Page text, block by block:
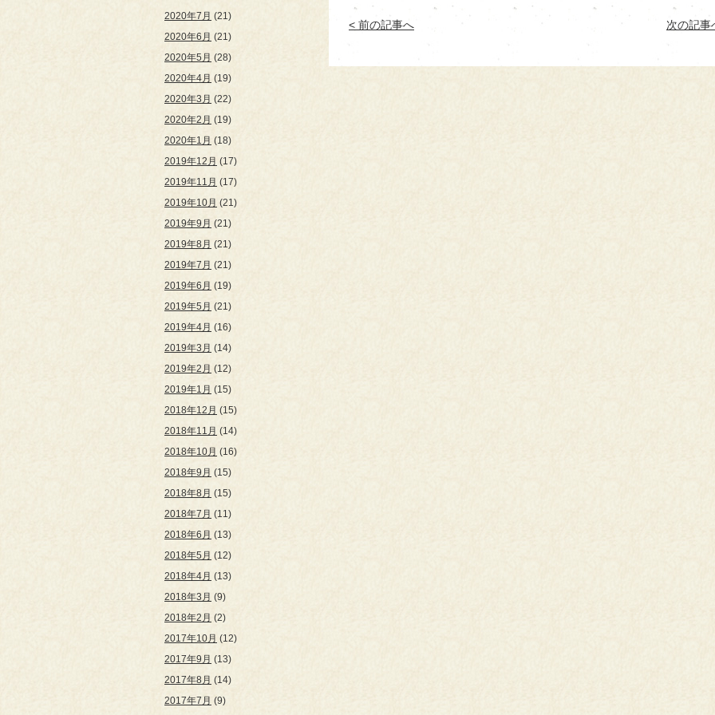
2020年7月 (21)
2020年6月 (21)
2020年5月 (28)
2020年4月 (19)
2020年3月 (22)
2020年2月 (19)
2020年1月 (18)
2019年12月 (17)
2019年11月 (17)
2019年10月 (21)
2019年9月 (21)
2019年8月 (21)
2019年7月 (21)
2019年6月 (19)
2019年5月 (21)
2019年4月 (16)
2019年3月 (14)
2019年2月 (12)
2019年1月 (15)
2018年12月 (15)
2018年11月 (14)
2018年10月 (16)
2018年9月 (15)
2018年8月 (15)
2018年7月 (11)
2018年6月 (13)
2018年5月 (12)
2018年4月 (13)
2018年3月 (9)
2018年2月 (2)
2017年10月 (12)
2017年9月 (13)
2017年8月 (14)
2017年7月 (9)
< 前の記事へ 次の記事